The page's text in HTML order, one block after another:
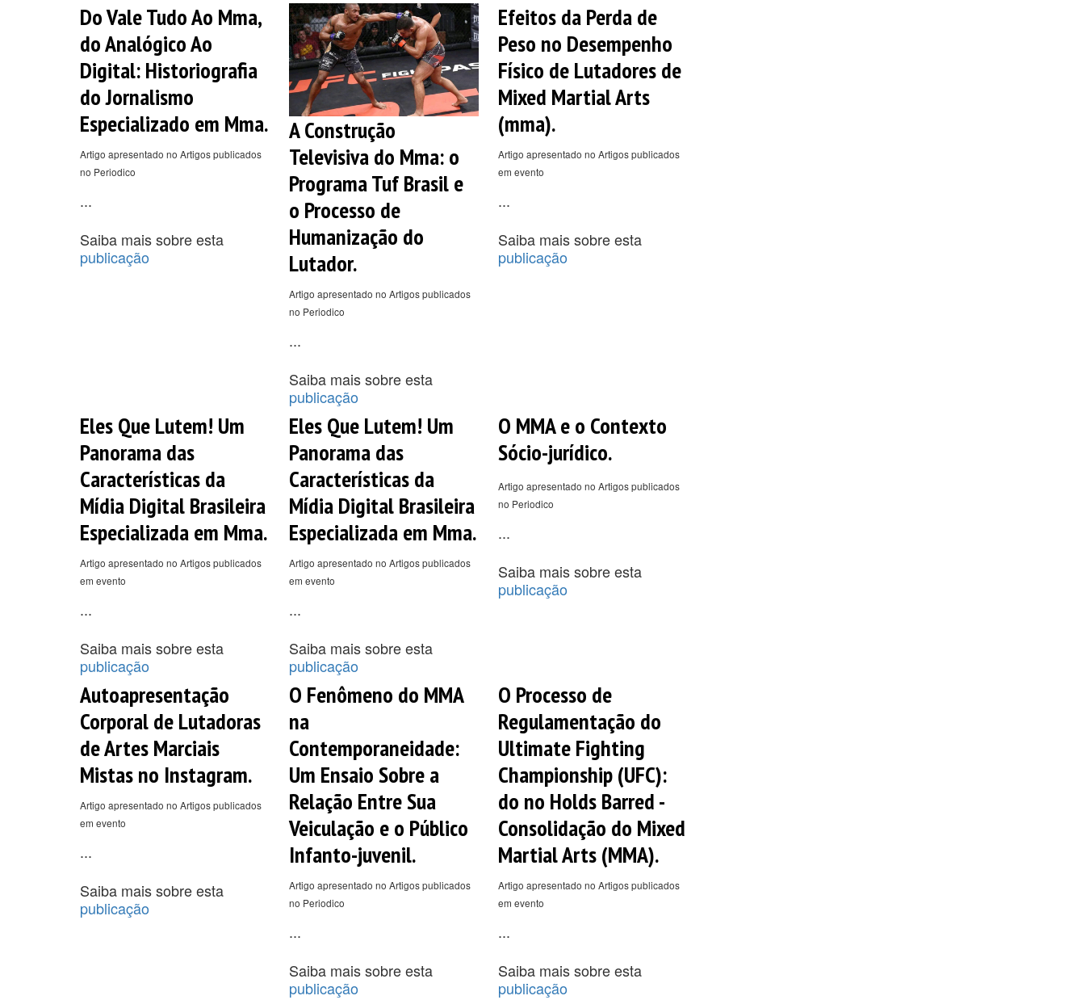
Do Vale Tudo Ao Mma,
do Analógico Ao
Digital: Historiografia
do Jornalismo
Especializado em Mma.
Artigo apresentado no Artigos publicados
no Periodico
...
Saiba mais sobre esta
publicação
A Construção
Televisiva do Mma: o
Programa Tuf Brasil e
o Processo de
Humanização do
Lutador.
Artigo apresentado no Artigos publicados
no Periodico
...
Saiba mais sobre esta
publicação
Efeitos da Perda de
Peso no Desempenho
Físico de Lutadores de
Mixed Martial Arts
(mma).
Artigo apresentado no Artigos publicados
em evento
...
Saiba mais sobre esta
publicação
Eles Que Lutem! Um
Panorama das
Características da
Mídia Digital Brasileira
Especializada em Mma.
Artigo apresentado no Artigos publicados
em evento
...
Saiba mais sobre esta
publicação
Eles Que Lutem! Um
Panorama das
Características da
Mídia Digital Brasileira
Especializada em Mma.
Artigo apresentado no Artigos publicados
em evento
...
Saiba mais sobre esta
publicação
O MMA e o Contexto
Sócio-jurídico.
Artigo apresentado no Artigos publicados
no Periodico
...
Saiba mais sobre esta
publicação
Autoapresentação
Corporal de Lutadoras
de Artes Marciais
Mistas no Instagram.
Artigo apresentado no Artigos publicados
em evento
...
Saiba mais sobre esta
publicação
O Fenômeno do MMA
na
Contemporaneidade:
Um Ensaio Sobre a
Relação Entre Sua
Veiculação e o Público
Infanto-juvenil.
Artigo apresentado no Artigos publicados
no Periodico
...
Saiba mais sobre esta
publicação
O Processo de
Regulamentação do
Ultimate Fighting
Championship (UFC):
do no Holds Barred -
Consolidação do Mixed
Martial Arts (MMA).
Artigo apresentado no Artigos publicados
em evento
...
Saiba mais sobre esta
publicação